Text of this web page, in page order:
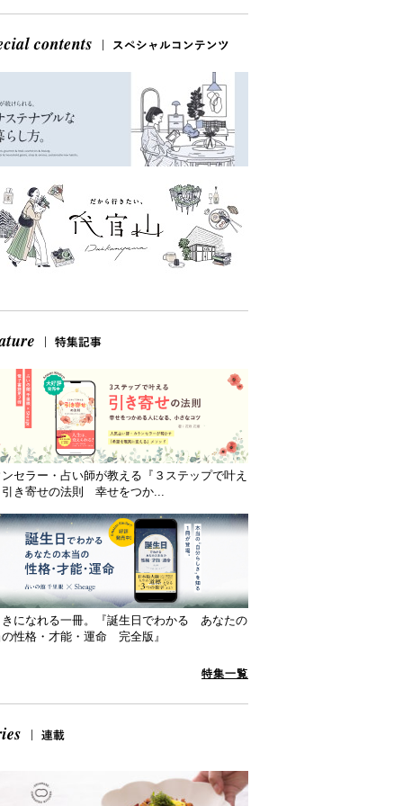
セラー・占い師が教える『３ステップで叶え
き寄せの法則 幸せをつか...
きになれる一冊。『誕生日でわかる あなたの
性格・才能・運命 完全版』
特集一覧